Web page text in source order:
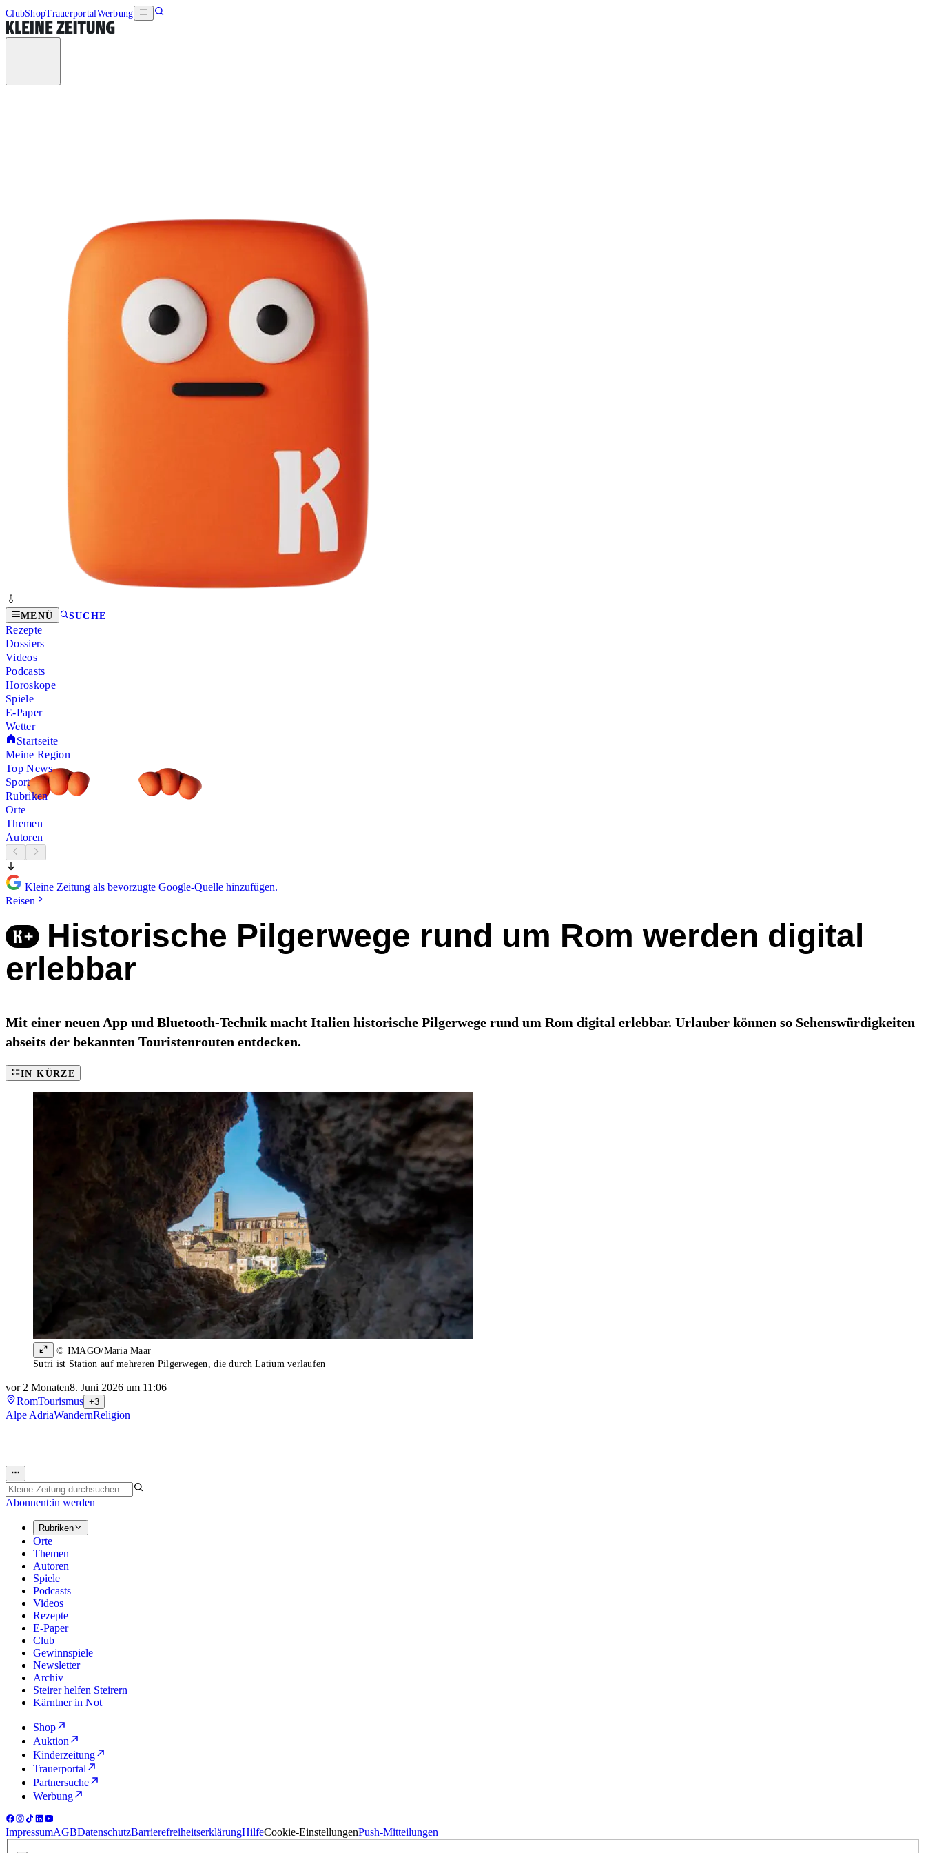
ClubShopTrauerportalWerbung
MENÜ SUCHE
Rezepte
Dossiers
Videos
Podcasts
Horoskope
Spiele
E-Paper
Wetter
Startseite
Meine Region
Top News
Sport
Rubriken
Orte
Themen
Autoren
Kleine Zeitung als bevorzugte Google-Quelle hinzufügen.
Reisen
Historische Pilgerwege rund um Rom werden digital
erlebbar
Mit einer neuen App und Bluetooth-Technik macht Italien historische Pilgerwege rund um Rom digital erlebbar. Urlauber können so Sehenswürdigkeiten
abseits der bekannten Touristenrouten entdecken.
IN KÜRZE
© IMAGO/Maria Maar
Sutri ist Station auf mehreren Pilgerwegen, die durch Latium verlaufen
vor 2 Monaten8. Juni 2026 um 11:06
RomTourismus +3
Alpe AdriaWandernReligion
Abonnent:in werden
Rubriken
Orte
Themen
Autoren
Spiele
Podcasts
Videos
Rezepte
E-Paper
Club
Gewinnspiele
Newsletter
Archiv
Steirer helfen Steirern
Kärntner in Not
Shop
Auktion
Kinderzeitung
Trauerportal
Partnersuche
Werbung
ImpressumAGBDatenschutzBarrierefreiheitserklärungHilfeCookie-EinstellungenPush-Mitteilungen